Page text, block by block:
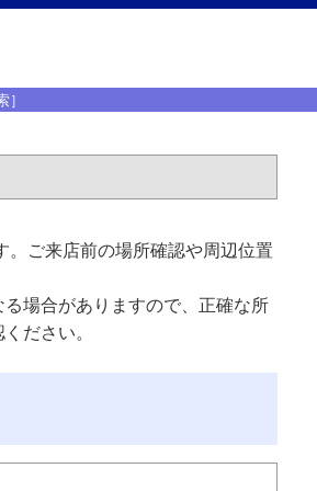
。ご来店前の場所確認や周辺位置
場合がありますので、正確な所
ださい。